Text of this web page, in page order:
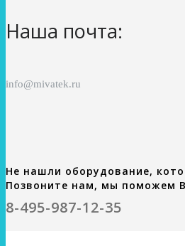
Наша почта:
info@mivatek.ru
Не нашли оборудование,
Позвоните нам, мы поможем
8-495-987-12-35